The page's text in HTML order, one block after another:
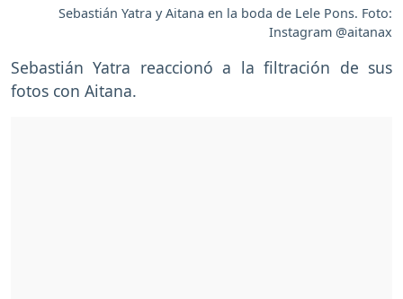
Sebastián Yatra y Aitana en la boda de Lele Pons. Foto:
Instagram @aitanax
Sebastián Yatra reaccionó a la filtración de sus
fotos con Aitana.